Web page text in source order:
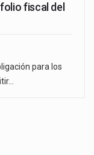
fiscal del
para los